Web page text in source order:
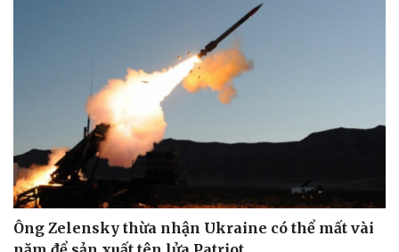
Ông Zelensky thừa nhận Ukraine có thể mất vài